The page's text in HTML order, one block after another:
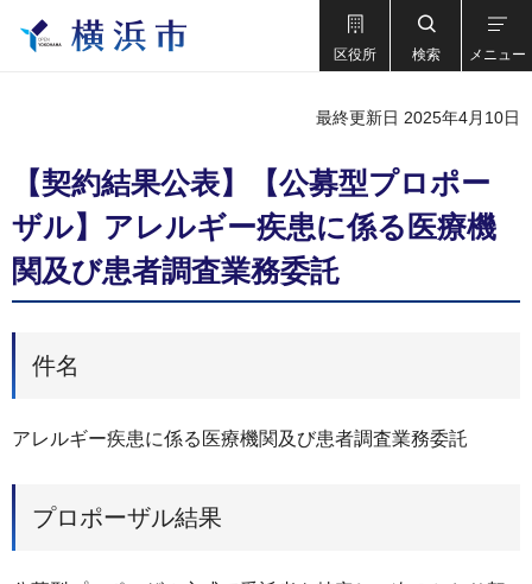
区役所 検索 メニュー
最終更新日 2025年4月10日
【契約結果公表】【公募型プロポー
ザル】アレルギー疾患に係る医療機
関及び患者調査業務委託
件名
アレルギー疾患に係る医療機関及び患者調査業務委託
プロポーザル結果